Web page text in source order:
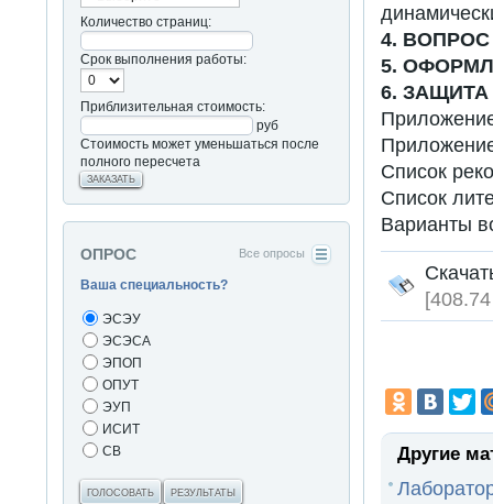
4.
5.
6.
Список
Список
Варианты
Другие
Количество страниц:
Срок выполнения работы:
Приблизительная стоимость:
руб
Стоимость может уменьшаться после
полного пересчета
ЗАКАЗАТЬ
ОПРОС Все опросы
Ваша специальность?
ЭСЭУ
ЭСЭСА
ЭПОП
ОПУТ
ЭУП
ИСИТ
СВ
ГОЛОСОВАТЬ РЕЗУЛЬТАТЫ